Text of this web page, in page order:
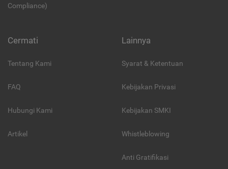
Compliance)
Cermati
Tentang Kami
FAQ
Hubungi Kami
Artikel
Lainnya
Syarat & Ketentuan
Kebijakan Privasi
Kebijakan SMKI
Whistleblowing
Anti Gratifikasi